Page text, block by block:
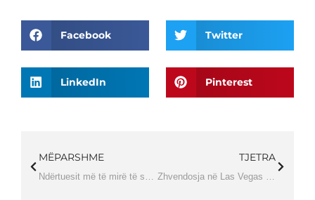
Facebook Twitter
LinkedIn Pinterest
MËPARSHME TJETRA